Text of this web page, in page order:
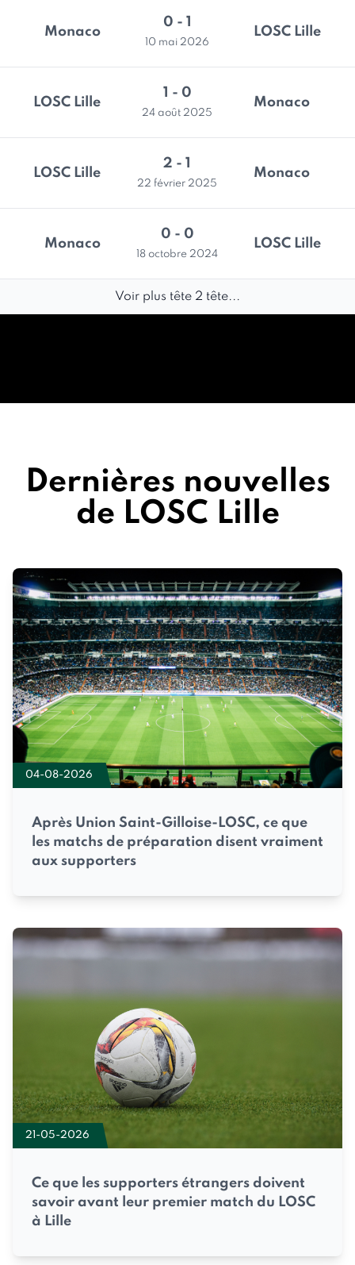
Monaco
0 - 1
10 mai 2026
LOSC Lille
LOSC Lille
1 - 0
24 août 2025
Monaco
LOSC Lille
2 - 1
22 février 2025
Monaco
Monaco
0 - 0
18 octobre 2024
LOSC Lille
Voir plus tête 2 tête...
Dernières nouvelles
de LOSC Lille
04-08-2026
Après Union Saint-Gilloise-LOSC, ce que
les matchs de préparation disent vraiment
aux supporters
21-05-2026
Ce que les supporters étrangers doivent
savoir avant leur premier match du LOSC
à Lille